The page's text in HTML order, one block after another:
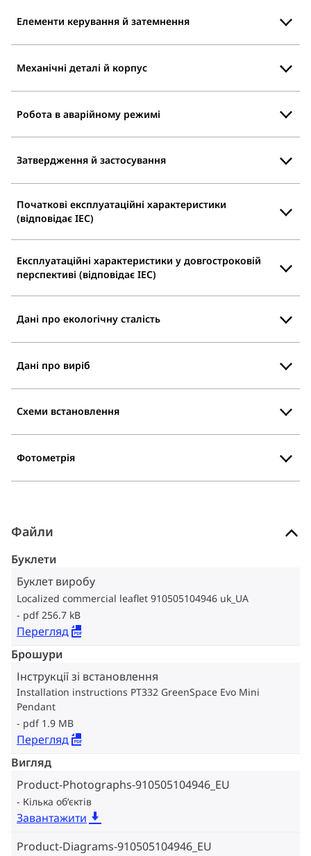
Елементи керування й затемнення
Механічні деталі й корпус
Робота в аварійному режимі
Затвердження й застосування
Початкові експлуатаційні характеристики
(відповідає IEC)
Експлуатаційні характеристики у довгостроковій
перспективі (відповідає IEC)
Дані про екологічну сталість
Дані про виріб
Схеми встановлення
Фотометрія
Файли
Буклети
Буклет виробу
Localized commercial leaflet 910505104946 uk_UA
pdf 256.7 kB
Перегляд
Брошури
Інструкції зі встановлення
Installation instructions PT332 GreenSpace Evo Mini
Pendant
pdf 1.9 MB
Перегляд
Вигляд
Product-Photographs-910505104946_EU
Кілька об‘єктів
Завантажити
Product-Diagrams-910505104946_EU